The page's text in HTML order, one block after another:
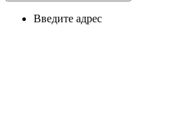
Введите адрес